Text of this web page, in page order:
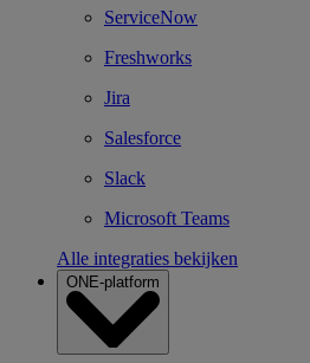
ServiceNow
Freshworks
Jira
Salesforce
Slack
Microsoft Teams
Alle integraties bekijken
ONE-platform